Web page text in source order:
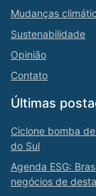
Mudanças
Sustenabilidade
Opinião
Contato
Últimas
Ciclone bomba
do Sul
Agenda ESG:
negócios de